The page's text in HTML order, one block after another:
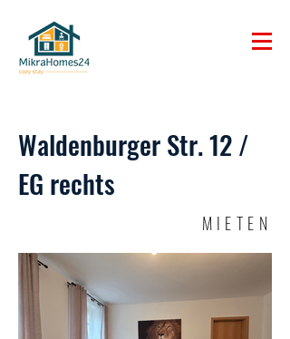
Waldenburger Str. 12 /
EG rechts
MIETEN